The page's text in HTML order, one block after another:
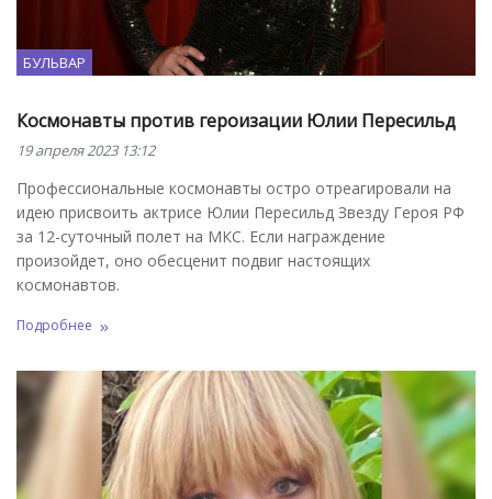
БУЛЬВАР
Космонавты против героизации Юлии Пересильд
19 апреля 2023 13:12
Профессиональные космонавты остро отреагировали на
идею присвоить актрисе Юлии Пересильд Звезду Героя РФ
за 12-суточный полет на МКС. Если награждение
произойдет, оно обесценит подвиг настоящих
космонавтов.
Подробнее